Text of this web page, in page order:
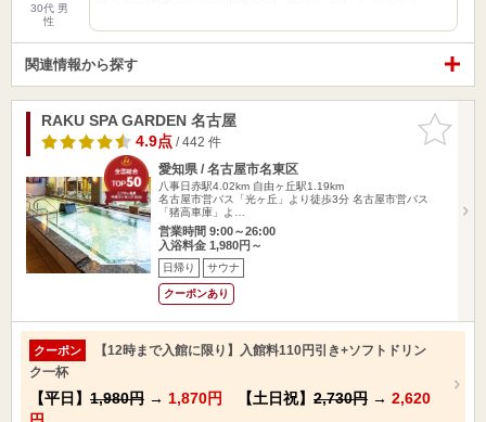
30代 男
性
関連情報から探す
お気に入
りに追加
RAKU SPA GARDEN 名古屋
4.9点/ 442 件
愛知県 / 名古屋市名東区
八事日赤駅4.02km 自由ヶ丘駅1.19km
名古屋市営バス「光ヶ丘」より徒歩3分 名古屋市営バス
「猪高車庫」よ…
営業時間 9:00～26:00
入浴料金 1,980円～
日帰り サウナ
クーポンあり
クーポン
【12時まで入館に限り】入館料110円引き+ソフトドリン
ク一杯
【平日】 1,980円 → 1,870円 【土日祝】 2,730円 → 2,620